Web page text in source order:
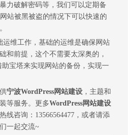
力破解密码等，我们可以定期备
站被黑被盗的情况下可以快速的
运维工作，基础的运维是确保网站
和前提，这个不需要太深奥的，
助宝塔来实现网站的备份，实现一
宁波WordPress网站建设 ，主题和
等服务。更多WordPress网站建设
线咨询：13566564477，或者请添
一起交流~